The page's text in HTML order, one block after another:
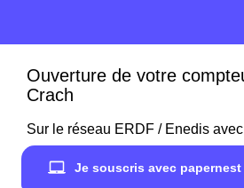
Ouverture de votre
Crach
Sur le réseau ERDF / Enedis
Je souscris avec papernest